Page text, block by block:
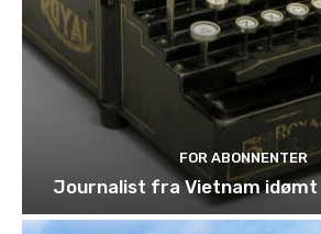
FOR ABONNENTER
Journalist fra Vietnam idømt